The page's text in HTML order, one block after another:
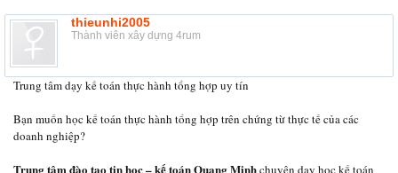
thieunhi2005
Thành viên xây dựng 4rum
Trung tâm dạy kế toán thực hành tổng hợp uy tín
Bạn muốn học kế toán thực hành tổng hợp trên chứng từ thực tế của các
doanh nghiệp?
Trung tâm đào tạo tin học – kế toán Quang Minhchuyên dạy học kế toán